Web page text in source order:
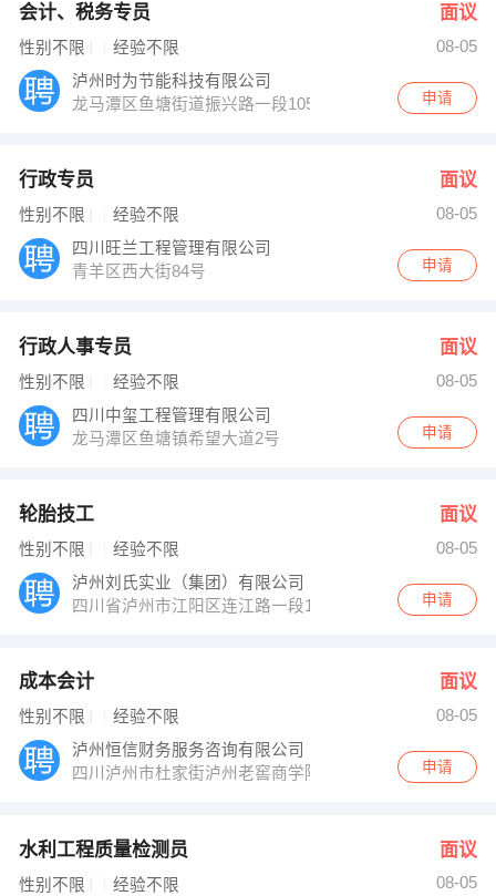
会计、税务专员 面议
性别不限 经验不限
08-05
泸州时为节能科技有限公司
龙马潭区鱼塘街道振兴路一段105号
申请
行政专员 面议
性别不限 经验不限
08-05
四川旺兰工程管理有限公司
青羊区西大街84号
申请
行政人事专员 面议
性别不限 经验不限
08-05
四川中玺工程管理有限公司
龙马潭区鱼塘镇希望大道2号
申请
轮胎技工 面议
性别不限 经验不限
08-05
泸州刘氏实业（集团）有限公司
四川省泸州市江阳区连江路一段109号
申请
成本会计 面议
性别不限 经验不限
08-05
泸州恒信财务服务咨询有限公司
四川泸州市杜家街泸州老窖商学院内（醇香园与明泰花园
申请
水利工程质量检测员 面议
性别不限 经验不限
08-05